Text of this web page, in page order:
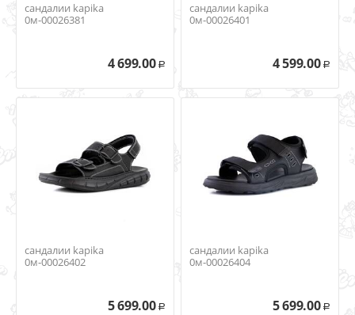
сандалии kapika
0м-00026381
4 699.00 Р
сандалии kapika
0м-00026401
4 599.00 Р
сандалии kapika
0м-00026402
5 699.00 Р
сандалии kapika
0м-00026404
5 699.00 Р